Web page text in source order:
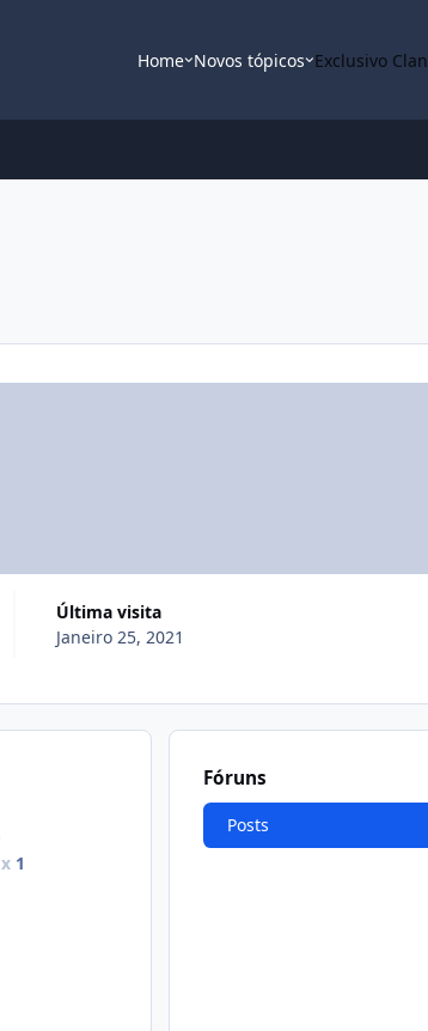
Home Novos tópicos Exclusivo
Última visita
Janeiro 25, 2021
x 1
Fóruns
Posts